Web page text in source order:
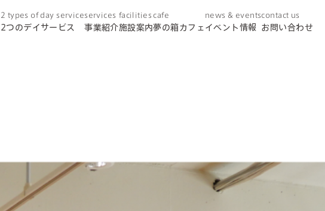
2 types of day service
2つのデイサービス
services
事業紹介
ケアプランセンター
facilities
施設案内
cafe
夢の箱カフェ
news & events
イベント情報
contact us
お問い合わせ